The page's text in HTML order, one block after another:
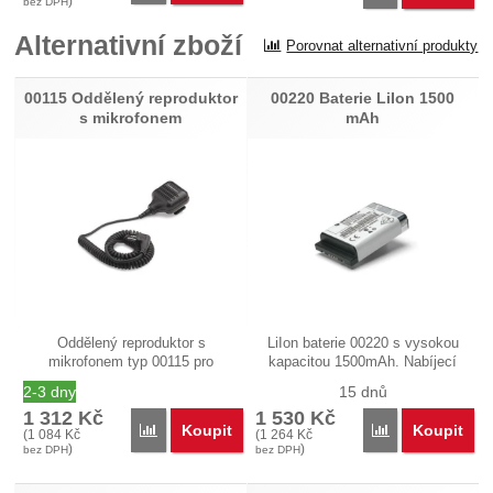
Alternativní zboží Porovnat alternativní produkty
00115 Oddělený reproduktor
s mikrofonem
Oddělený reproduktor s
mikrofonem typ 00115 pro
2-3 dny
1 312 Kč
(1 084 Kč
bez DPH)
Porovnat
Koupit
00220 Baterie LiIon 1500
mAh
LiIon baterie 00220 s vysokou
kapacitou 1500mAh. Nabíjecí
15 dnů
1 530 Kč
(1 264 Kč
bez DPH)
Porovnat
Koupit